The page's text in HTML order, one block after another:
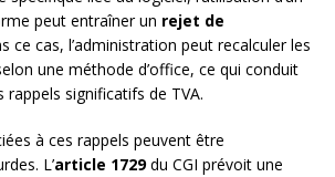
peut entraîner un rejet de
ce cas, l’administration peut recalculer les
une méthode d’office, ce qui conduit
rappels significatifs de TVA.
à ces rappels peuvent être
L’article 1729du CGI prévoit une